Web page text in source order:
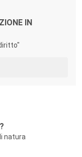
IN
natura